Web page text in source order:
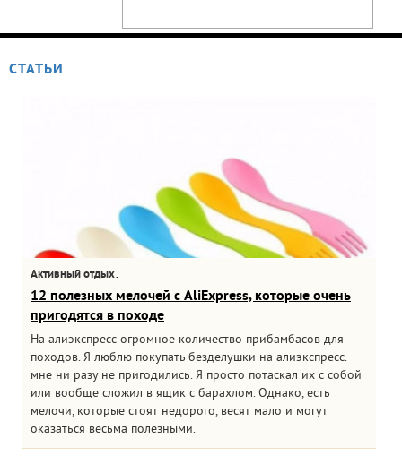
СТАТЬИ
Активный отдых:
12 полезных мелочей с AliExpress, которые очень
пригодятся в походе
На алиэкспресс огромное количество прибамбасов для
походов. Я люблю покупать безделушки на алиэкспресс.
мне ни разу не пригодились. Я просто потаскал их с собой
или вообще сложил в ящик с барахлом. Однако, есть
мелочи, которые стоят недорого, весят мало и могут
оказаться весьма полезными.